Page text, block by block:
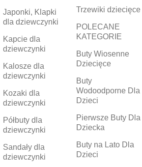
Japonki, Klapki
dla dziewczynki
Kapcie dla
dziewczynki
Kalosze dla
dziewczynki
Kozaki dla
dziewczynki
Półbuty dla
dziewczynki
Sandały dla
dziewczynki
Trzewiki dziecięce
POLECANE
KATEGORIE
Buty Wiosenne
Dziecięce
Buty
Wodoodporne Dla
Dzieci
Pierwsze Buty Dla
Dziecka
Buty na Lato Dla
Dzieci